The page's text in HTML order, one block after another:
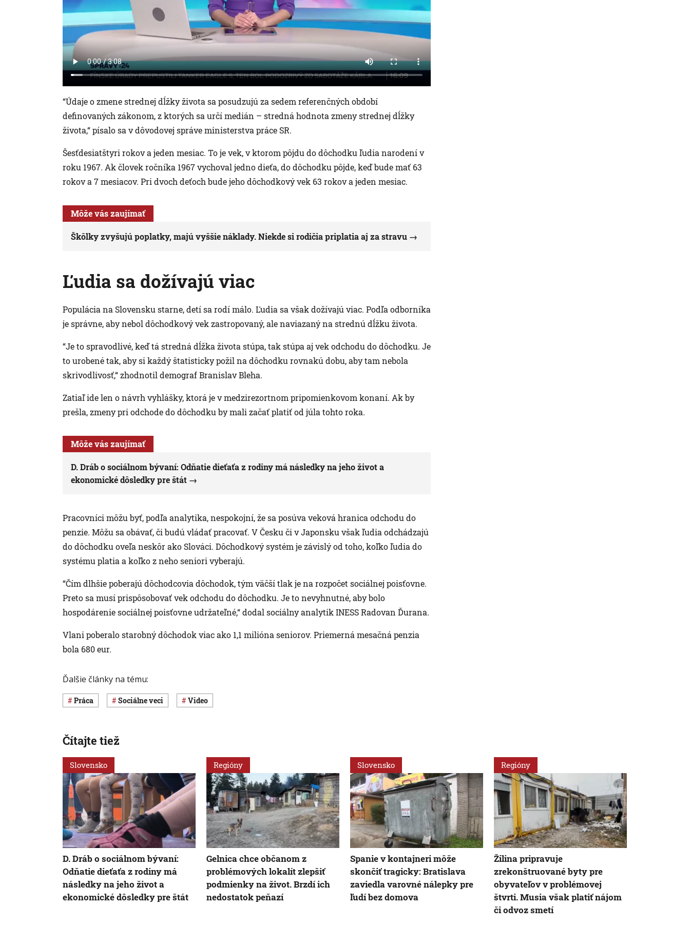
“Údaje o zmene strednej dĺžky života sa posudzujú za sedem referenčných období
definovaných zákonom, z ktorých sa určí medián – stredná hodnota zmeny strednej dĺžky
života,“ písalo sa v dôvodovej správe ministerstva práce SR.
Šesťdesiatštyri rokov a jeden mesiac. To je vek, v ktorom pôjdu do dôchodku ľudia narodení v
roku 1967. Ak človek ročníka 1967 vychoval jedno dieťa, do dôchodku pôjde, keď bude mať 63
rokov a 7 mesiacov. Pri dvoch deťoch bude jeho dôchodkový vek 63 rokov a jeden mesiac.
Môže vás zaujímať
Škôlky zvyšujú poplatky, majú vyššie náklady. Niekde si rodičia priplatia aj za stravu
Ľudia sa dožívajú viac
Populácia na Slovensku starne, detí sa rodí málo. Ľudia sa však dožívajú viac. Podľa odborníka
je správne, aby nebol dôchodkový vek zastropovaný, ale naviazaný na strednú dĺžku života.
“Je to spravodlivé, keď tá stredná dĺžka života stúpa, tak stúpa aj vek odchodu do dôchodku. Je
to urobené tak, aby si každý štatisticky požil na dôchodku rovnakú dobu, aby tam nebola
skrivodlivosť,“ zhodnotil demograf Branislav Bleha.
Zatiaľ ide len o návrh vyhlášky, ktorá je v medzirezortnom pripomienkovom konaní. Ak by
prešla, zmeny pri odchode do dôchodku by mali začať platiť od júla tohto roka.
Môže vás zaujímať
D. Dráb o sociálnom bývaní: Odňatie dieťaťa z rodiny má následky na jeho život a
ekonomické dôsledky pre štát
Pracovníci môžu byť, podľa analytika, nespokojní, že sa posúva veková hranica odchodu do
penzie. Môžu sa obávať, či budú vládať pracovať. V Česku či v Japonsku však ľudia odchádzajú
do dôchodku oveľa neskôr ako Slováci. Dôchodkový systém je závislý od toho, koľko ľudia do
systému platia a koľko z neho seniori vyberajú.
“Čím dlhšie poberajú dôchodcovia dôchodok, tým väčší tlak je na rozpočet sociálnej poisťovne.
Preto sa musí prispôsobovať vek odchodu do dôchodku. Je to nevyhnutné, aby bolo
hospodárenie sociálnej poisťovne udržateľné,“ dodal sociálny analytik INESS Radovan Ďurana.
Vlani poberalo starobný dôchodok viac ako 1,1 milióna seniorov. Priemerná mesačná penzia
bola 680 eur.
Ďalšie články na tému:
Práca Sociálne veci Video
Čítajte tiež
Slovensko
D. Dráb o sociálnom bývaní:
Odňatie dieťaťa z rodiny má
následky na jeho život a
ekonomické dôsledky pre štát
Regióny
Gelnica chce občanom z
problémových lokalít zlepšiť
podmienky na život. Brzdí ich
nedostatok peňazí
Slovensko
Spanie v kontajneri môže
skončiť tragicky: Bratislava
zaviedla varovné nálepky pre
ľudí bez domova
Regióny
Žilina pripravuje
zrekonštruované byty pre
obyvateľov v problémovej
štvrti. Musia však platiť nájom
či odvoz smetí